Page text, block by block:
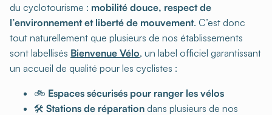
du cyclotourisme : mobilité douce, respect de
l’environnement et liberté de mouvement. C’est donc
tout naturellement que plusieurs de nos établissements
sont labellisés Bienvenue Vélo, un label officiel garantissant
un accueil de qualité pour les cyclistes :
🚲 Espaces sécurisés pour ranger les vélos
🛠️ Stations de réparation dans plusieurs de nos